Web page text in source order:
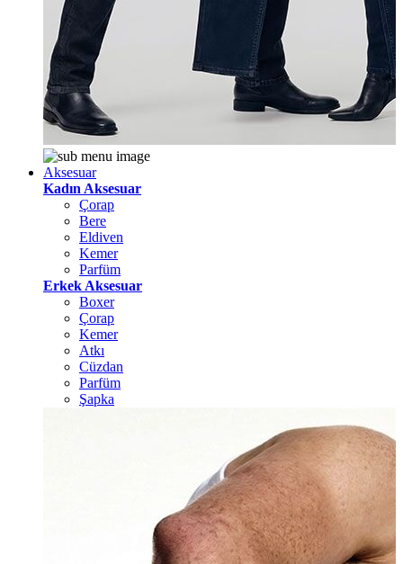
Aksesuar
Kadın Aksesuar
Çorap
Bere
Eldiven
Kemer
Parfüm
Erkek Aksesuar
Boxer
Çorap
Kemer
Atkı
Cüzdan
Parfüm
Şapka